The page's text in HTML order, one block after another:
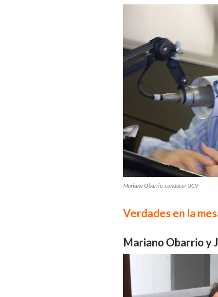
Mariano Obarrio, conducor UCV
Verdades en la
Mariano Obarrio y